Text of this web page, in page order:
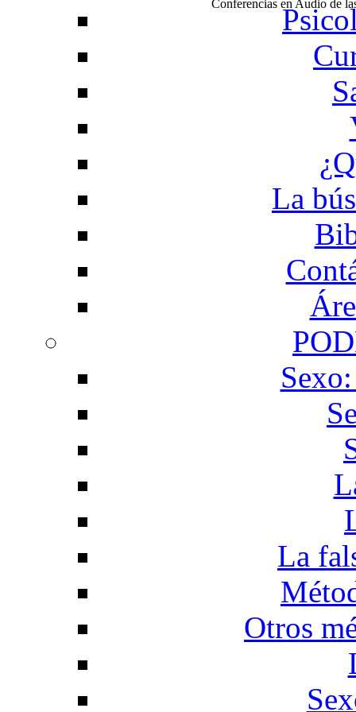
Conferencias en Audio de
La
La
Otros